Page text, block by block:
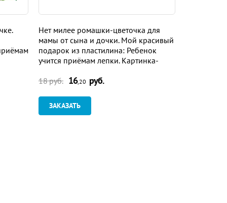
Нет милее ромашки-цветочка для
мамы от сына и дочки. Мой красивый
подарок из пластилина: Ребенок
учится приёмам лепки. Картинка-
18 руб. 16,20 руб.
ЗАКАЗАТЬ